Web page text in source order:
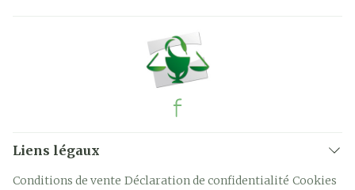
Liens légaux
Conditions de vente Déclaration de confidentialité Cookies